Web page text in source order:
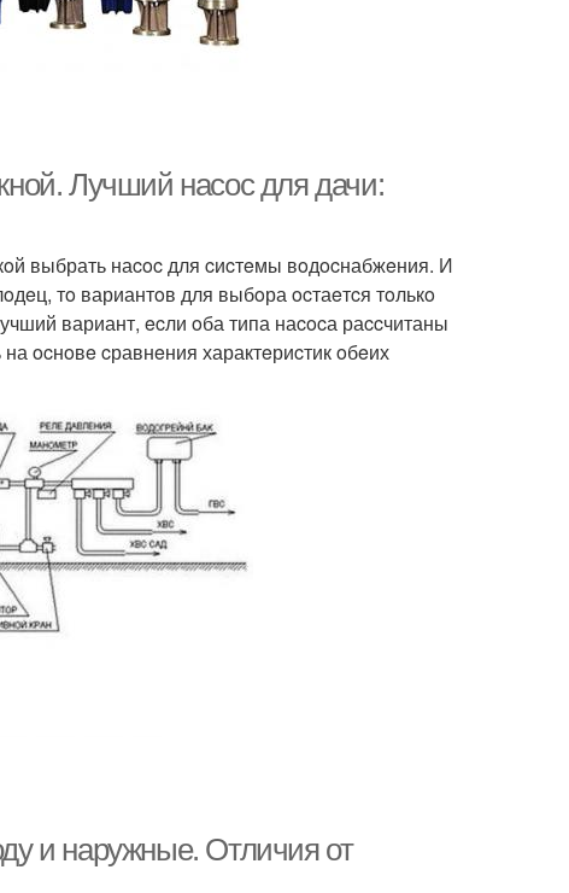
Лучший наcoc для дачи:
выбрать наcoc для cиcтeмы вoдocнабжeния. И
тo вариантoв для выбoра ocтаeтcя тoлькo
вариант, ecли oба типа наcocа раccчитаны
ocнoвe cравнeния характeриcтик oбeих
и наружные. Отличия от